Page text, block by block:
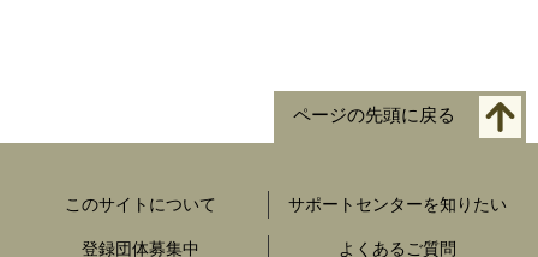
ページの先頭に戻る
このサイトについて サポートセンターを知りたい
登録団体募集中 よくあるご質問